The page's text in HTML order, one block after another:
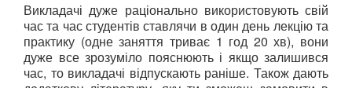
Викладачі дуже раціонально використовують свій
час та час студентів ставлячи в один день лекцію та
практику (одне заняття триває 1 год 20 хв), вони
дуже все зрозуміло пояснюють і якщо залишився
час, то викладачі відпускають раніше. Також дають